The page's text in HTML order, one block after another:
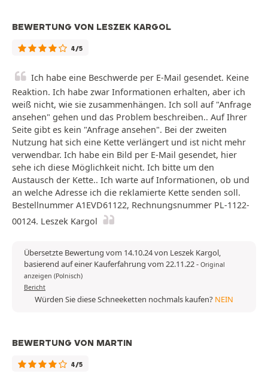
BEWERTUNG VON LESZEK KARGOL
4/5
Ich habe eine Beschwerde per E-Mail gesendet. Keine
Reaktion. Ich habe zwar Informationen erhalten, aber ich
weiß nicht, wie sie zusammenhängen. Ich soll auf "Anfrage
ansehen" gehen und das Problem beschreiben.. Auf Ihrer
Seite gibt es kein "Anfrage ansehen". Bei der zweiten
Nutzung hat sich eine Kette verlängert und ist nicht mehr
verwendbar. Ich habe ein Bild per E-Mail gesendet, hier
sehe ich diese Möglichkeit nicht. Ich bitte um den
Austausch der Kette.. Ich warte auf Informationen, ob und
an welche Adresse ich die reklamierte Kette senden soll.
Bestellnummer A1EVD61122, Rechnungsnummer PL-1122-
00124. Leszek Kargol
Übersetzte Bewertung vom 14.10.24 von Leszek Kargol,
basierend auf einer Kauferfahrung vom 22.11.22- Original
anzeigen (Polnisch)
Bericht
Würden Sie diese Schneeketten nochmals kaufen? NEIN
BEWERTUNG VON MARTIN
4/5